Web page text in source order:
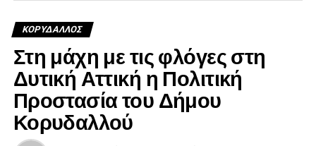
ΚΟΡΥΔΑΛΛΟΣ
Στη μάχη με τις φλόγες στη
Δυτική Αττική η Πολιτική
Προστασία του Δήμου
Κορυδαλλού